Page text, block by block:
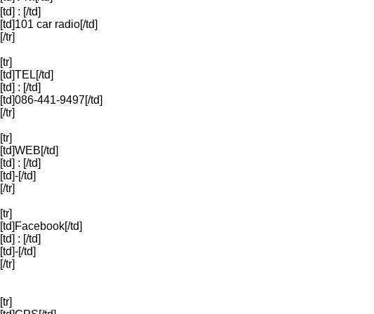
[td] : [/td]
[td]101 car radio[/td]
[/tr]
[tr]
[td]TEL[/td]
[td] : [/td]
[td]086-441-9497[/td]
[/tr]
[tr]
[td]WEB[/td]
[td] : [/td]
[td]-[/td]
[/tr]
[tr]
[td]Facebook[/td]
[td] : [/td]
[td]-[/td]
[/tr]
[tr]